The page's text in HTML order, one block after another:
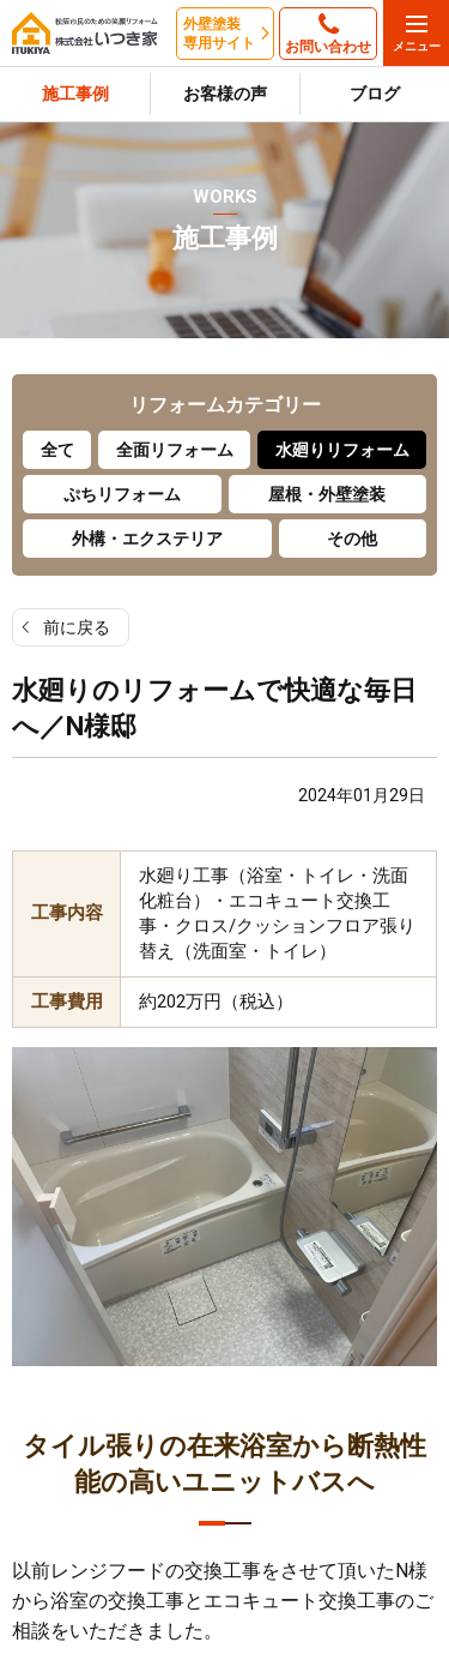
外壁塗装
専用サイト
お問い合わせ
施工事例 お客様の声 ブログ
WORKS
施工事例
リフォームカテゴリー
全て 全面リフォーム 水廻りリフォーム
ぷちリフォーム 屋根・外壁塗装
外構・エクステリア その他
前に戻る
水廻りのリフォームで快適な毎日
へ／N様邸
2024年01月29日
工事内容
水廻り工事（浴室・トイレ・洗面
化粧台）・エコキュート交換工
事・クロス/クッションフロア張り
替え（洗面室・トイレ）
工事費用 約202万円（税込）
タイル張りの在来浴室から断熱性
能の高いユニットバスへ
以前レンジフードの交換工事をさせて頂いたN様
から浴室の交換工事とエコキュート交換工事のご
相談をいただきました。